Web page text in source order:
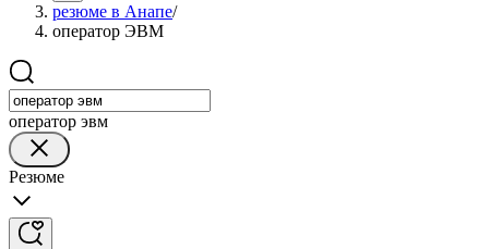
резюме в Анапе/
оператор ЭВМ
оператор эвм
Резюме